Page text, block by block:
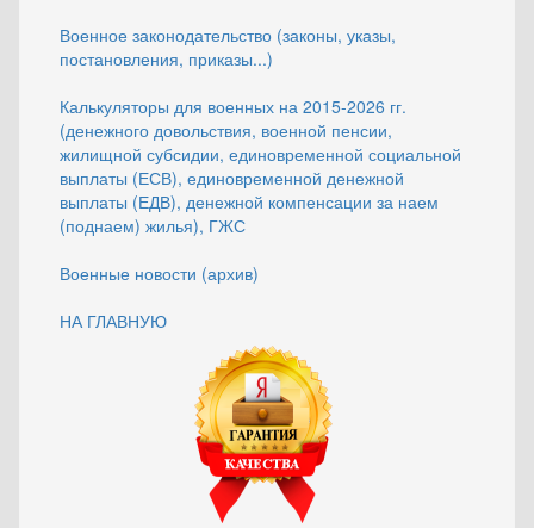
Военное законодательство (законы, указы,
постановления, приказы...)
Калькуляторы для военных на 2015-2026 гг.
(денежного довольствия, военной пенсии,
жилищной субсидии, единовременной социальной
выплаты (ЕСВ), единовременной денежной
выплаты (ЕДВ), денежной компенсации за наем
(поднаем) жилья), ГЖС
Военные новости (архив)
НА ГЛАВНУЮ